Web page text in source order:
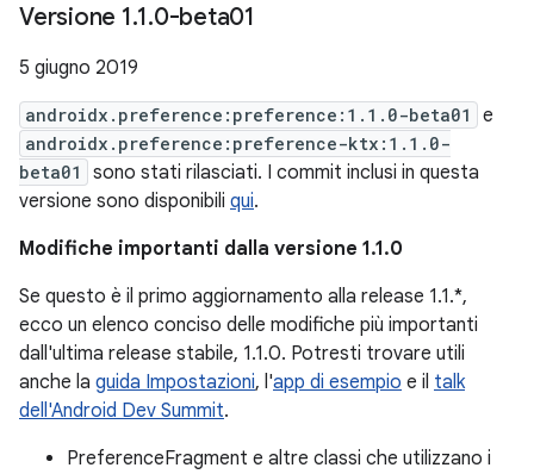
Versione 1.1.0-beta01
5 giugno 2019
androidx.preference:preference:1.1.0-beta01 e
androidx.preference:preference-ktx:1.1.0-
beta01
sono stati rilasciati. I commit inclusi in questa
versione sono disponibili qui.
Modifiche importanti dalla versione 1.1.0
Se questo è il primo aggiornamento alla release 1.1.*,
ecco un elenco conciso delle modifiche più importanti
dall'ultima release stabile, 1.1.0. Potresti trovare utili
anche la guida Impostazioni, l'app di esempio e il talk
dell'Android Dev Summit.
PreferenceFragment e altre classi che utilizzano i